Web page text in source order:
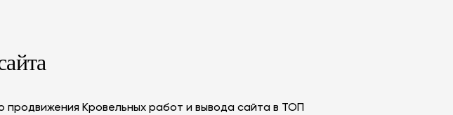
Кровельных работ и вывода сайта в ТОП